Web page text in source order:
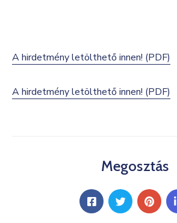
A hirdetmény letölthető innen! (PDF)
A hirdetmény letölthető innen! (PDF)
Megosztás